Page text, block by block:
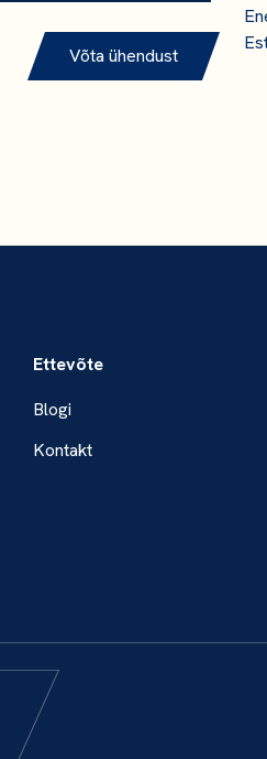
Võta ühendust
Ettevõte
Blogi
Kontakt